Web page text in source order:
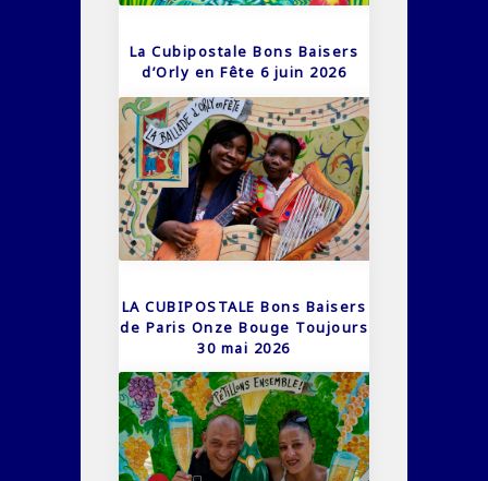
La Cubipostale Bons Baisers
d’Orly en Fête 6 juin 2026
LA CUBIPOSTALE Bons Baisers
de Paris Onze Bouge Toujours
30 mai 2026